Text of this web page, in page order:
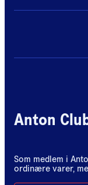
Anton
Som medlem i
ordinære varer,